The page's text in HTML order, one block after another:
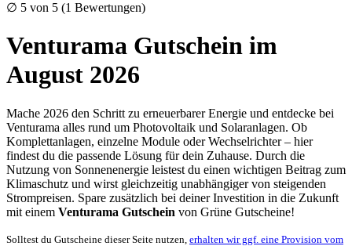
∅ 5 von 5 (1 Bewertungen)
Venturama Gutschein im
August 2026
Mache 2026 den Schritt zu erneuerbarer Energie und entdecke bei
Venturama alles rund um Photovoltaik und Solaranlagen. Ob
Komplettanlagen, einzelne Module oder Wechselrichter – hier
findest du die passende Lösung für dein Zuhause. Durch die
Nutzung von Sonnenenergie leistest du einen wichtigen Beitrag zum
Klimaschutz und wirst gleichzeitig unabhängiger von steigenden
Strompreisen. Spare zusätzlich bei deiner Investition in die Zukunft
mit einem Venturama Gutschein von Grüne Gutscheine!
Solltest du Gutscheine dieser Seite nutzen, erhalten wir ggf. eine Provision vom